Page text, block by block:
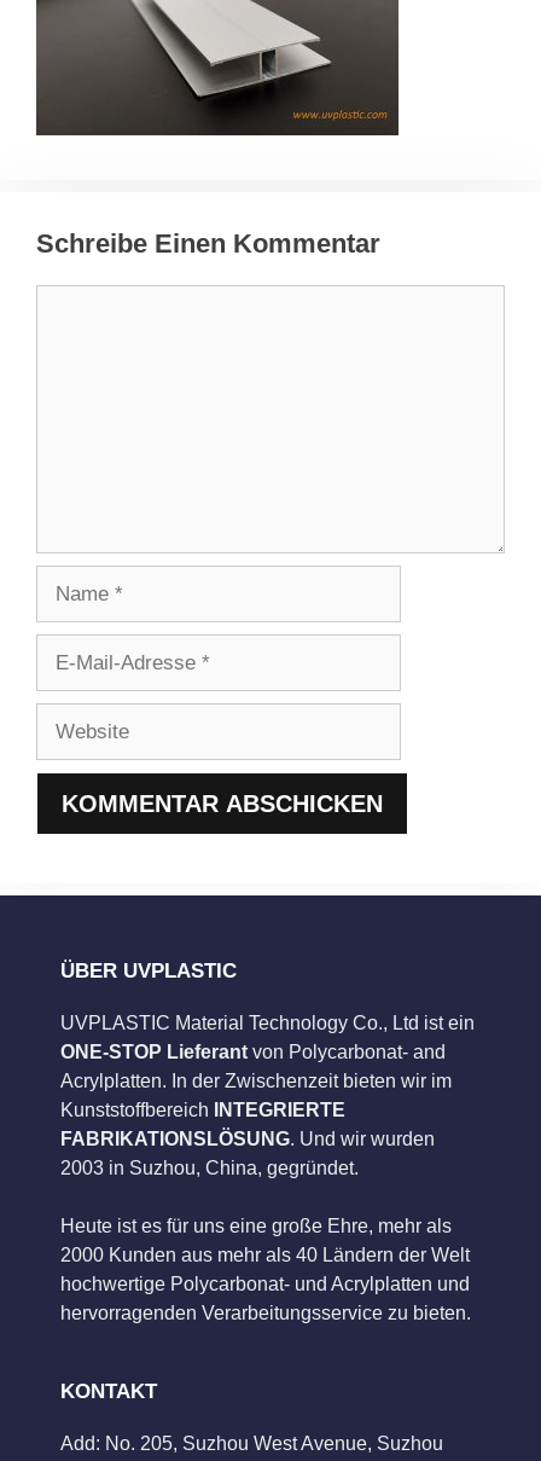
Schreibe Einen Kommentar
Adresse
ÜBER UVPLASTIC
UVPLASTIC Material Technology Co., Ltd ist ein
ONE-STOP Lieferant von Polycarbonat- and
Acrylplatten. In der Zwischenzeit bieten wir im
Kunststoffbereich
INTEGRIERTE
FABRIKATIONSLÖSUNG. Und wir wurden
2003 in Suzhou, China, gegründet.
Heute ist es für uns eine große Ehre, mehr als
2000 Kunden aus mehr als 40 Ländern der Welt
hochwertige Polycarbonat- und Acrylplatten und
hervorragenden Verarbeitungsservice zu bieten.
KONTAKT
Add: No. 205, Suzhou West Avenue, Suzhou